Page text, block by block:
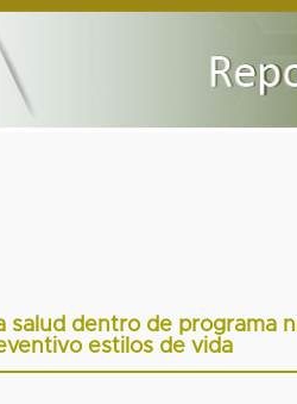
salud dentro de programa
estilos de vida